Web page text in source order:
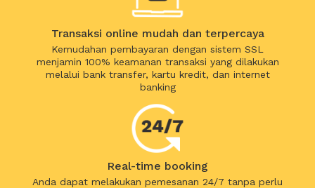
Transaksi online mudah dan terpercaya
Kemudahan pembayaran dengan sistem SSL
menjamin 100% keamanan transaksi yang dilakukan
melalui bank transfer, kartu kredit, dan internet
banking
Real-time booking
Anda dapat melakukan pemesanan 24/7 tanpa perlu